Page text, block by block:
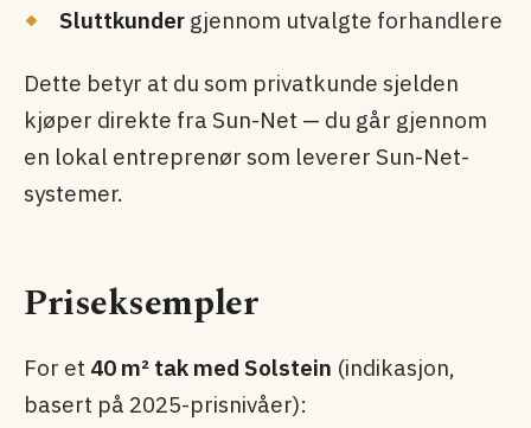
Sluttkunder gjennom utvalgte forhandlere
Dette betyr at du som privatkunde sjelden
kjøper direkte fra Sun-Net — du går gjennom
en lokal entreprenør som leverer Sun-Net-
systemer.
Pris­eksempler
For et 40 m² tak med Solstein (indikasjon,
basert på 2025-prisnivåer):